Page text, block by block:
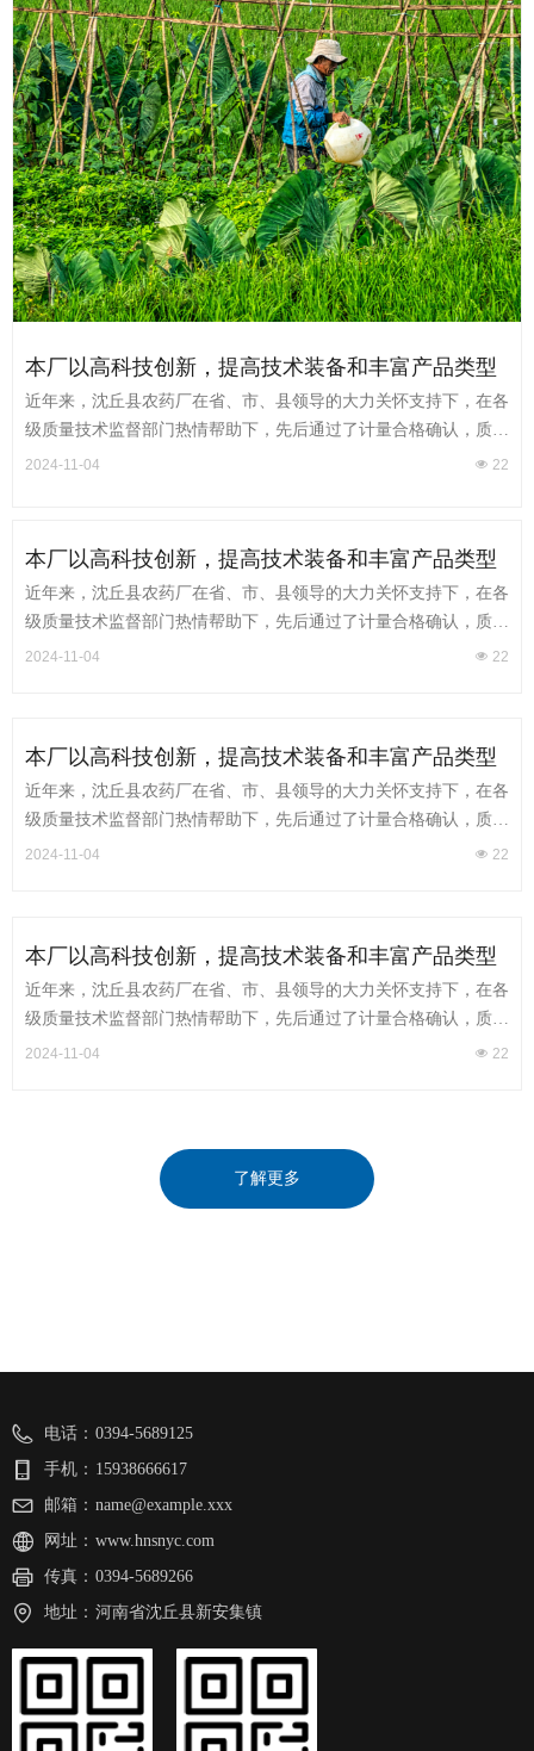
本厂以高科技创新，提高技术装备和丰富产品类型
为发展目标，把质量合格的产品交给用户
近年来，沈丘县农药厂在省、市、县领导的大力关怀支持下，在各
级质量技术监督部门热情帮助下，先后通过了计量合格确认，质量
计量信的过单位，黄准开发区质量信的过单位等荣誉称号，在质量
넶 22
2024-11-04
本厂以高科技创新，提高技术装备和丰富产品类型
为发展目标，把质量合格的产品交给用户
近年来，沈丘县农药厂在省、市、县领导的大力关怀支持下，在各
级质量技术监督部门热情帮助下，先后通过了计量合格确认，质量
计量信的过单位，黄准开发区质量信的过单位等荣誉称号，在质量
넶 22
2024-11-04
本厂以高科技创新，提高技术装备和丰富产品类型
为发展目标，把质量合格的产品交给用户
近年来，沈丘县农药厂在省、市、县领导的大力关怀支持下，在各
级质量技术监督部门热情帮助下，先后通过了计量合格确认，质量
计量信的过单位，黄准开发区质量信的过单位等荣誉称号，在质量
넶 22
2024-11-04
本厂以高科技创新，提高技术装备和丰富产品类型
为发展目标，把质量合格的产品交给用户
近年来，沈丘县农药厂在省、市、县领导的大力关怀支持下，在各
级质量技术监督部门热情帮助下，先后通过了计量合格确认，质量
计量信的过单位，黄准开发区质量信的过单位等荣誉称号，在质量
넶 22
2024-11-04
了解更多
电话： 0394-5689125
手机： 15938666617
邮箱： name@example.xxx
网址： www.hnsnyc.com
传真： 0394-5689266
地址： 河南省沈丘县新安集镇